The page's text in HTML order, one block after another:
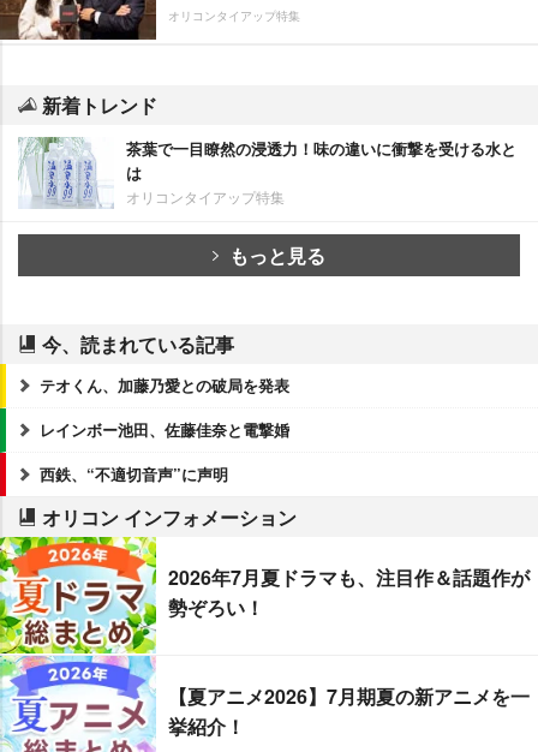
オリコンタイアップ特集
新着トレンド
茶葉で一目瞭然の浸透力！味の違いに衝撃を受ける水と
は
オリコンタイアップ特集
もっと見る
今、読まれている記事
テオくん、加藤乃愛との破局を発表
レインボー池田、佐藤佳奈と電撃婚
西鉄、“不適切音声”に声明
オリコン インフォメーション
2026年7月夏ドラマも、注目作＆話題作が
勢ぞろい！
【夏アニメ2026】7月期夏の新アニメを一
挙紹介！